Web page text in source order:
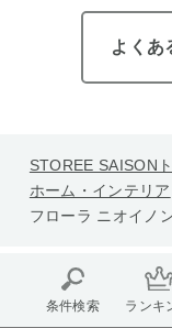
よくあ
STOREE SAISON
ホーム・インテリア
フローラ ニオイノ
条件検索 ランキ